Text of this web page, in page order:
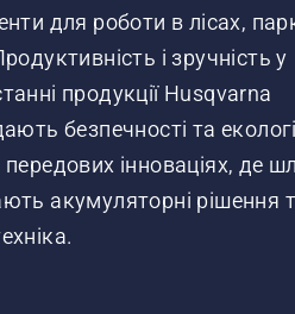
для роботи в лісах,
і зручність у
продукції Husqvarna
безпечності та
інноваціях, де
акумуляторні рішення